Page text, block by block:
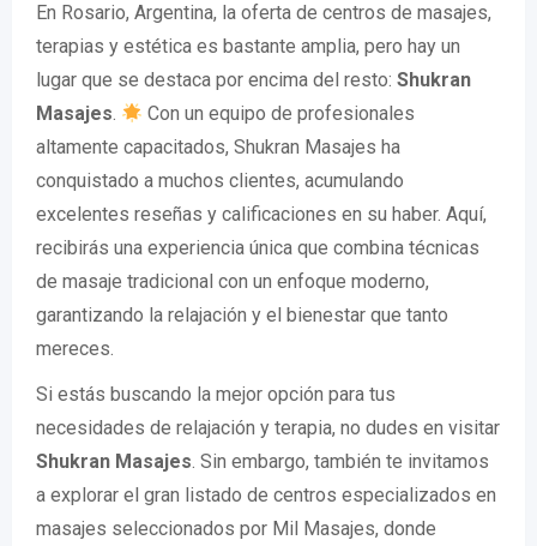
En Rosario, Argentina, la oferta de centros de masajes,
terapias y estética es bastante amplia, pero hay un
lugar que se destaca por encima del resto: Shukran
Masajes.
Con un equipo de profesionales
altamente capacitados, Shukran Masajes ha
conquistado a muchos clientes, acumulando
excelentes reseñas y calificaciones en su haber. Aquí,
recibirás una experiencia única que combina técnicas
de masaje tradicional con un enfoque moderno,
garantizando la relajación y el bienestar que tanto
mereces.
Si estás buscando la mejor opción para tus
necesidades de relajación y terapia, no dudes en visitar
Shukran Masajes. Sin embargo, también te invitamos
a explorar el gran listado de centros especializados en
masajes seleccionados por Mil Masajes, donde